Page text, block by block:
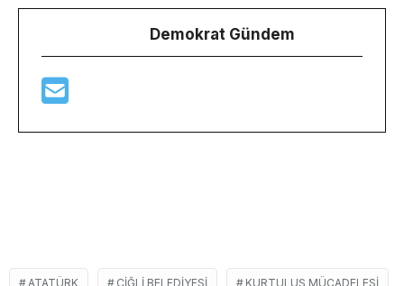
Demokrat Gündem
ATATÜRK ÇIĞLI BELEDIYESI KURTULUŞ MÜCADELESI